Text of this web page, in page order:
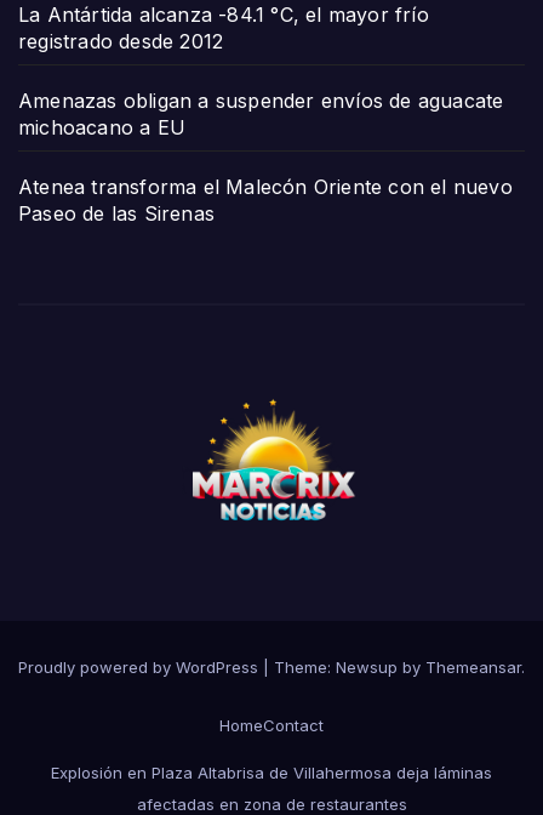
La Antártida alcanza -84.1 °C, el mayor frío
registrado desde 2012
Amenazas obligan a suspender envíos de aguacate
michoacano a EU
Atenea transforma el Malecón Oriente con el nuevo
Paseo de las Sirenas
Proudly powered by WordPress Theme: Newsup by Themeansar.
HomeContact
Explosión en Plaza Altabrisa de Villahermosa deja láminas
afectadas en zona de restaurantes